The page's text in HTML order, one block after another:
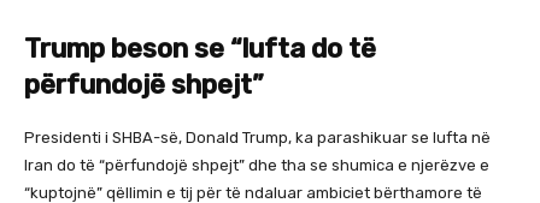
Trump beson se “lufta do të
përfundojë shpejt”
Presidenti i SHBA-së, Donald Trump, ka parashikuar se lufta në
Iran do të “përfundojë shpejt” dhe tha se shumica e njerëzve e
“kuptojnë” qëllimin e tij për të ndaluar ambiciet bërthamore të